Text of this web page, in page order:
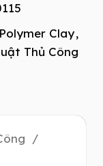
Clay,
Thủ Công